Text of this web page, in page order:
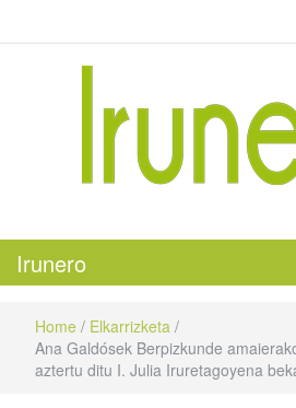
Irunero
Home / Elkarrizketa /
Ana Galdósek Berpizkunde
aztertu ditu I. Julia Iruretagoyena